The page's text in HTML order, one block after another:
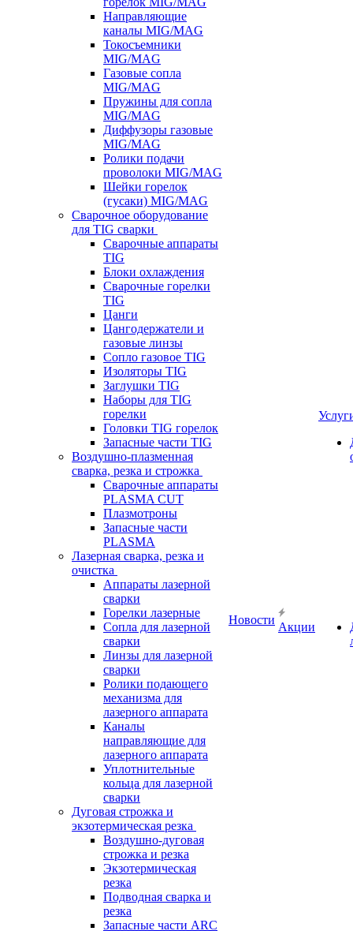
Направляющие
каналы MIG/MAG
Токосъемники
MIG/MAG
Газовые сопла
MIG/MAG
Пружины для сопла
MIG/MAG
Диффузоры газовые
MIG/MAG
Ролики подачи
проволоки MIG/MAG
Шейки горелок
(гусаки) MIG/MAG
Сварочное оборудование
для TIG сварки
Сварочные аппараты
TIG
Блоки охлаждения
Сварочные горелки
TIG
Цанги
Цангодержатели и
газовые линзы
Сопло газовое TIG
Изоляторы TIG
Заглушки TIG
Наборы для TIG
горелки
Головки TIG горелок
Запасные части TIG
Воздушно-плазменная
сварка, резка и строжка
Сварочные аппараты
PLASMA CUT
Плазмотроны
Запасные части
PLASMA
Лазерная сварка, резка и
очистка
Аппараты лазерной
сварки
Горелки лазерные
Сопла для лазерной
сварки
Линзы для лазерной
сварки
Ролики подающего
механизма для
лазерного аппарата
Каналы
направляющие для
лазерного аппарата
Уплотнительные
кольца для лазерной
сварки
Дуговая строжка и
экзотермическая резка
Воздушно-дуговая
строжка и резка
Экзотермическая
резка
Подводная сварка и
резка
Запасные части ARC
Новости
Акции